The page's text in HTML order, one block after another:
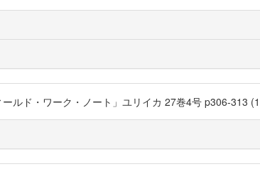
ルド・ワーク・ノート」ユリイカ 27巻4号 p306-313